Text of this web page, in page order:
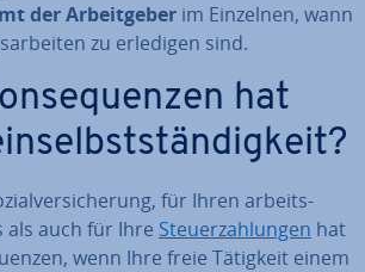
der Ar­beit­ge­ber im Einzelnen, wann
zu erledigen sind.
hat
für Ihren ar­beits­
als auch für Ihre Steu­er­zah­lun­gen hat
wenn Ihre freie Tätigkeit einem